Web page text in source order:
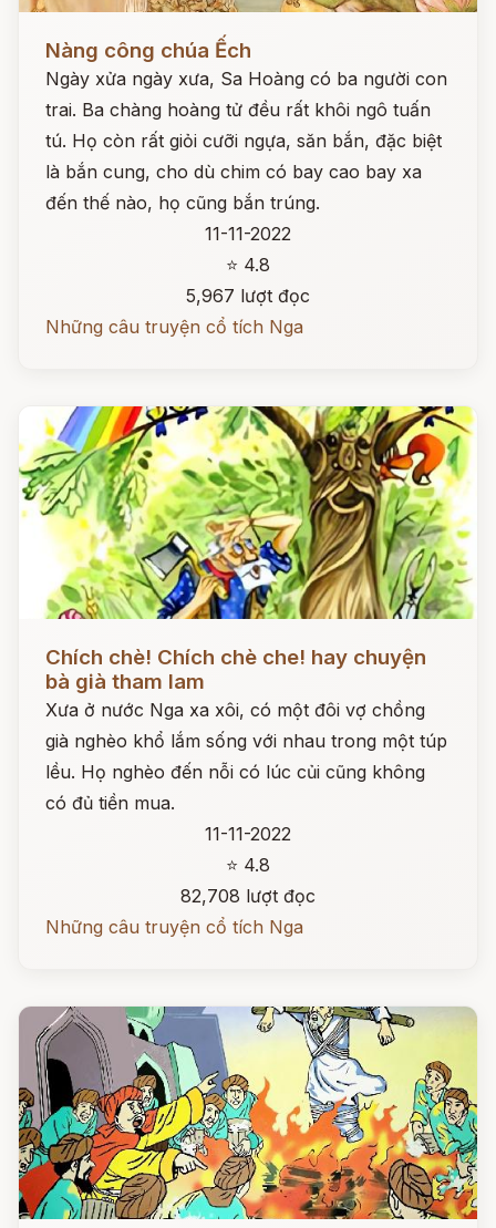
Nàng công chúa Ếch
Ngày xửa ngày xưa, Sa Hoàng có ba người con
trai. Ba chàng hoàng tử đều rất khôi ngô tuấn
tú. Họ còn rất giỏi cưỡi ngựa, săn bắn, đặc biệt
là bắn cung, cho dù chim có bay cao bay xa
đến thế nào, họ cũng bắn trúng.
11-11-2022
⭐ 4.8
5,967 lượt đọc
Những câu truyện cổ tích Nga
Chích chè! Chích chè che! hay chuyện
bà già tham lam
Xưa ở nước Nga xa xôi, có một đôi vợ chồng
già nghèo khổ lắm sống với nhau trong một túp
lều. Họ nghèo đến nỗi có lúc củi cũng không
có đủ tiền mua.
11-11-2022
⭐ 4.8
82,708 lượt đọc
Những câu truyện cổ tích Nga